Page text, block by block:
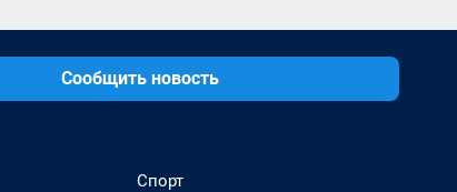
Сообщить новость
Спорт